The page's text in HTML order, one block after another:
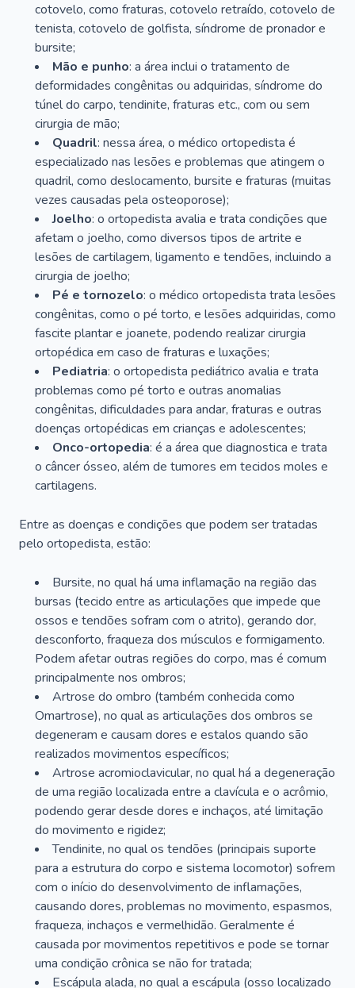
cotovelo, como fraturas, cotovelo retraído, cotovelo de
tenista, cotovelo de golfista, síndrome de pronador e
bursite;
Mão e punho: a área inclui o tratamento de
deformidades congênitas ou adquiridas, síndrome do
túnel do carpo, tendinite, fraturas etc., com ou sem
cirurgia de mão;
Quadril: nessa área, o médico ortopedista é
especializado nas lesões e problemas que atingem o
quadril, como deslocamento, bursite e fraturas (muitas
vezes causadas pela osteoporose);
Joelho: o ortopedista avalia e trata condições que
afetam o joelho, como diversos tipos de artrite e
lesões de cartilagem, ligamento e tendões, incluindo a
cirurgia de joelho;
Pé e tornozelo: o médico ortopedista trata lesões
congênitas, como o pé torto, e lesões adquiridas, como
fascite plantar e joanete, podendo realizar cirurgia
ortopédica em caso de fraturas e luxações;
Pediatria: o ortopedista pediátrico avalia e trata
problemas como pé torto e outras anomalias
congênitas, dificuldades para andar, fraturas e outras
doenças ortopédicas em crianças e adolescentes;
Onco-ortopedia: é a área que diagnostica e trata
o câncer ósseo, além de tumores em tecidos moles e
cartilagens.
Entre as doenças e condições que podem ser tratadas
pelo ortopedista, estão:
Bursite, no qual há uma inflamação na região das
bursas (tecido entre as articulações que impede que
ossos e tendões sofram com o atrito), gerando dor,
desconforto, fraqueza dos músculos e formigamento.
Podem afetar outras regiões do corpo, mas é comum
principalmente nos ombros;
Artrose do ombro (também conhecida como
Omartrose), no qual as articulações dos ombros se
degeneram e causam dores e estalos quando são
realizados movimentos específicos;
Artrose acromioclavicular, no qual há a degeneração
de uma região localizada entre a clavícula e o acrômio,
podendo gerar desde dores e inchaços, até limitação
do movimento e rigidez;
Tendinite, no qual os tendões (principais suporte
para a estrutura do corpo e sistema locomotor) sofrem
com o início do desenvolvimento de inflamações,
causando dores, problemas no movimento, espasmos,
fraqueza, inchaços e vermelhidão. Geralmente é
causada por movimentos repetitivos e pode se tornar
uma condição crônica se não for tratada;
Escápula alada, no qual a escápula (osso localizado